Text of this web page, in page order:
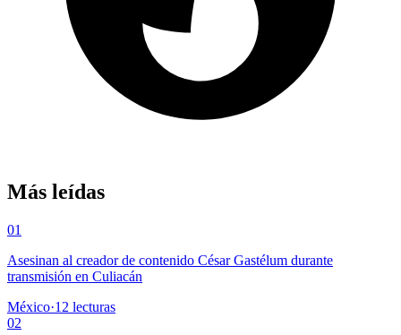
Más leídas
01
Asesinan al creador de contenido César Gastélum durante
transmisión en Culiacán
México·12 lecturas
02